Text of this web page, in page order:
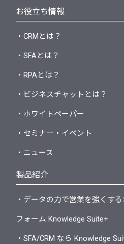
お役立ち情報
・CRMとは？
・SFAとは？
・RPAとは？
・ビジネスチャットとは？
・ホワイトペーパー
・セミナー・イベント
・ニュース
製品紹介
・データの力で営業を強くす
フォーム Knowledge Suite+
・SFA/CRM なら Knowledge